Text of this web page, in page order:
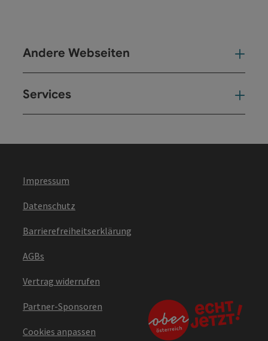
Andere Webseiten
Services
Impressum
Datenschutz
Barrierefreiheitserklärung
AGBs
Vertrag widerrufen
Partner-Sponsoren
Cookies anpassen